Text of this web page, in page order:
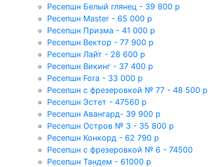
Ресепшн Белый глянец - 39 800 р
Ресепшн Master - 65 000 р
Ресепшн Призма - 41 000 р
Ресепшн Вектор - 77 900 р
Ресепшн Лайт - 28 600 р
Ресепшн Викинг - 37 400 р
Ресепшн Fora - 33 000 р
Ресепшн с фрезеровкой № 77 - 48 500 р
Ресепшн Эстет - 47560 р
Ресепшн Авангард- 39 900 р
Ресепшн Остров № 3 - 35 800 р
Ресепшн Конкорд - 62 790 р
Ресепшн с фрезеровкой № 6 - 74500
Ресепшн Тандем - 61000 р